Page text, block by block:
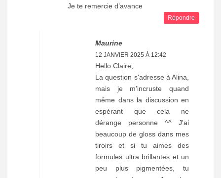
Je te remercie d’avance
Répondre
Maurine
12 JANVIER 2025 À 12:42
Hello Claire,
La question s'adresse à Alina,
mais je m'incruste quand
même dans la discussion en
espérant que cela ne
dérange personne ^^ J'ai
beaucoup de gloss dans mes
tiroirs et si tu aimes des
formules ultra brillantes et un
peu plus pigmentées, tu